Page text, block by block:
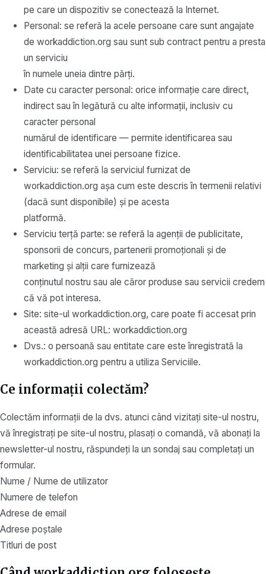
pe care un dispozitiv se conectează la Internet.
Personal: se referă la acele persoane care sunt angajate
de workaddiction.org sau sunt sub contract pentru a presta
un serviciu
în numele uneia dintre părți.
Date cu caracter personal: orice informație care direct,
indirect sau în legătură cu alte informații, inclusiv cu
caracter personal
numărul de identificare — permite identificarea sau
identificabilitatea unei persoane fizice.
Serviciu: se referă la serviciul furnizat de
workaddiction.org așa cum este descris în termenii relativi
(dacă sunt disponibile) și pe acesta
platformă.
Serviciu terță parte: se referă la agenții de publicitate,
sponsorii de concurs, partenerii promoționali și de
marketing și alții care furnizează
conținutul nostru sau ale căror produse sau servicii credem
că vă pot interesa.
Site: site-ul workaddiction.org, care poate fi accesat prin
această adresă URL: workaddiction.org
Dvs.: o persoană sau entitate care este înregistrată la
workaddiction.org pentru a utiliza Serviciile.
Ce informații colectăm?
Colectăm informații de la dvs. atunci când vizitați site-ul nostru,
vă înregistrați pe site-ul nostru, plasați o comandă, vă abonați la
newsletter-ul nostru, răspundeți la un sondaj sau completați un
formular.
Nume / Nume de utilizator
Numere de telefon
Adrese de email
Adrese poștale
Titluri de post